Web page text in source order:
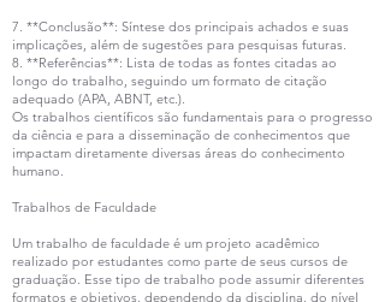
7. **Conclusão**: Síntese dos principais achados e suas
implicações, além de sugestões para pesquisas futuras.
8. **Referências**: Lista de todas as fontes citadas ao
longo do trabalho, seguindo um formato de citação
adequado (APA, ABNT, etc.).
Os trabalhos científicos são fundamentais para o progresso
da ciência e para a disseminação de conhecimentos que
impactam diretamente diversas áreas do conhecimento
humano.
Trabalhos de Faculdade
Um trabalho de faculdade é um projeto acadêmico
realizado por estudantes como parte de seus cursos de
graduação. Esse tipo de trabalho pode assumir diferentes
formatos e objetivos, dependendo da disciplina, do nível